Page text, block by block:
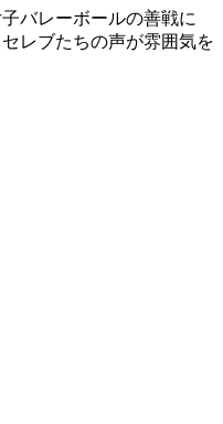
バレーボールの善戦に
レブたちの声が雰囲気を